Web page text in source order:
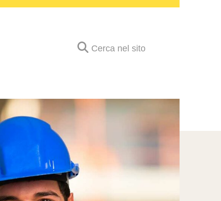
Cerca nel sito